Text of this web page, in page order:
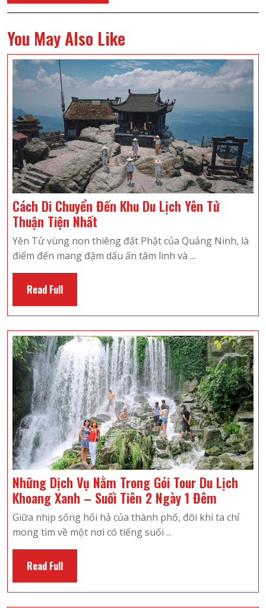
You May Also Like
Cách Di Chuyển Đến Khu Du Lịch Yên Tử
Thuận Tiện Nhất
Di
Chuyển
Lịch
Yên
Tử
Thuận
Tiện
Nhất
Yên Tử vùng non thiêng đất Phật của Quảng Ninh, là
điểm đến mang đậm dấu ấn tâm linh và ...
Read FullRead
Full
Những Dịch Vụ Nằm Trong Gói Tour Du Lịch
Khoang Xanh – Suối Tiên 2 Ngày 1 Đêm Những
Dịch
Tour
Giữa nhịp sống hối hả của thành phố, đôi khi ta chỉ
mong tìm về một nơi có tiếng suối ...
Read FullRead
Full